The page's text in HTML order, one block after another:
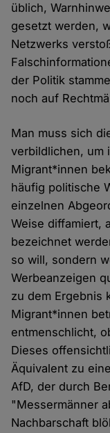
üblich,
gesetzt werden,
Netzwerks
der Politik
noch auf
Man muss sich
verbildlichen, um
Migrant*innen
häufig politische
einzelnen
Weise diffamiert,
bezeichnet
so will, sondern
Werbeanzeigen
zu dem Ergebnis
Migrant*innen
entmenschlicht,
Dieses
Äquivalent zu
AfD, der durch
"Messermänner
Nachbarschaft